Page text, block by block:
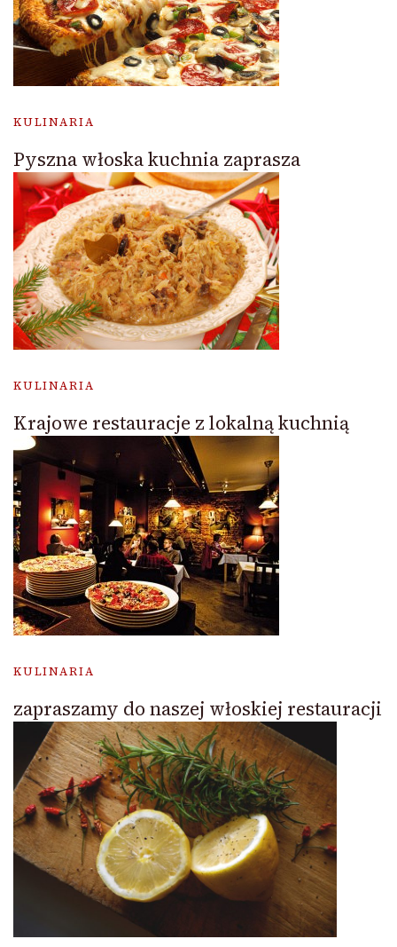
KULINARIA
Pyszna włoska kuchnia zaprasza
KULINARIA
Krajowe restauracje z lokalną kuchnią
KULINARIA
zapraszamy do naszej włoskiej restauracji